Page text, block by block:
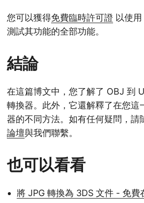
您可以獲得免費臨時許可證 以使
測試其功能的全部功能。
結論
在這篇博文中，您了解了 OBJ 到
轉換器。此外，它還解釋了在您這
器的不同方法。如有任何疑問，請
論壇與我們聯繫。
也可以看看
將 JPG 轉換為 3DS 文件 - 免費